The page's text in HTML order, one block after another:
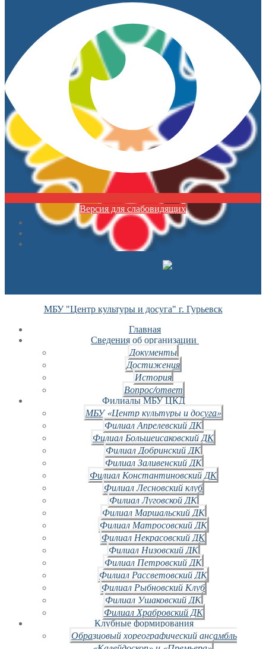
Версия для слабовидящих
МБУ "Центр культуры и досуга" г. Гурьевск
Главная
Сведения об организации
Документы
Достижения
История
Вопрос/ответ
Филиалы МБУ ЦКД
МБУ «Центр культуры и досуга»
Филиал Апрелевский ДК
Филиал Большеисаковский ДК
Филиал Добринский ДК
Филиал Заливенский ДК
Филиал Константиновский ДК
Филиал Лесновский клуб
Филиал Луговской ДК
Филиал Маршальский ДК
Филиал Матросовский ДК
Филиал Некрасовский ДК
Филиал Низовский ДК
Филиал Петровский ДК
Филиал Рассветовский ДК
Филиал Рыбновский Клуб
Филиал Ушаковский ДК
Филиал Храбровский ДК
Клубные формирования
Образцовый хореографический ансамбль